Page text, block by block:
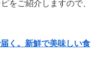
をご紹介しますので、
く。新鮮で美味しい食